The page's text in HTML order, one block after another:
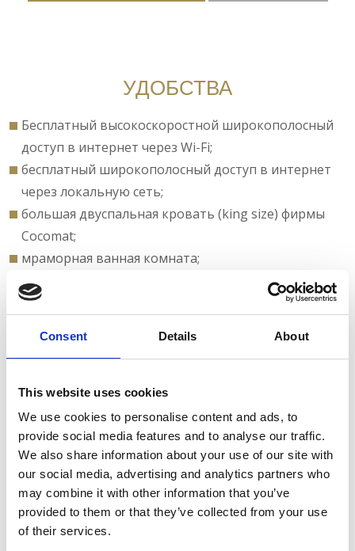
Consent Details About
This website uses cookies
We use cookies to personalise content and ads, to
provide social media features and to analyse our traffic.
We also share information about your use of our site with
our social media, advertising and analytics partners who
may combine it with other information that you’ve
provided to them or that they’ve collected from your use
of their services.
УДОБСТВА
Бесплатный высокоскоростной широкополосный
доступ в интернет через Wi-Fi;
бесплатный широкополосный доступ в интернет
через локальную сеть;
большая двуспальная кровать (king size) фирмы
Cocomat;
мраморная ванная комната;
первоклассные туалетные принадлежности и
предметы первой необходимости;
кондиционер;
потолочный вентилятор;
все для приготовления кофе;
пляжные полотенца;
пляжный павильон;
телевизор с ЖК-дисплеем 32’’ и спутниковое ТВ;
шкаф-купе;